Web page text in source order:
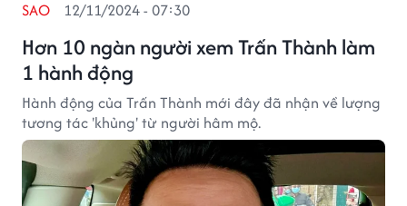
Hơn 10 ngàn người xem Trấn Thành làm
1 hành động
SAO 12/11/2024 - 07:30
Hành động của Trấn Thành mới đây đã nhận về lượng
tương tác 'khủng' từ người hâm mộ.